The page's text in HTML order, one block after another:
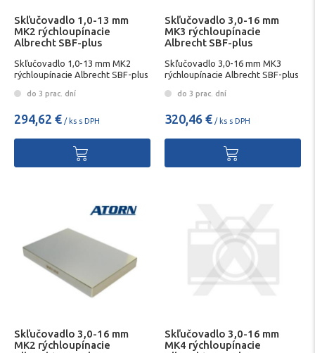
Skľučovadlo 1,0-13 mm
MK2 rýchloupínacie
Albrecht SBF-plus
Skľučovadlo 1,0-13 mm MK2
rýchloupínacie Albrecht SBF-plus
do 3 prac. dní
294,62 € / ks s DPH
Skľučovadlo 3,0-16 mm
MK3 rýchloupínacie
Albrecht SBF-plus
Skľučovadlo 3,0-16 mm MK3
rýchloupínacie Albrecht SBF-plus
do 3 prac. dní
320,46 € / ks s DPH
Skľučovadlo 3,0-16 mm
MK2 rýchloupínacie
Skľučovadlo 3,0-16 mm
MK4 rýchloupínacie